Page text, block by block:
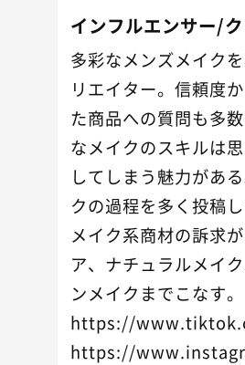
インフルエンサー/
多彩なメンズメイク
リエイター。信頼度
た商品への質問も多
なメイクのスキルは
してしまう魅力があ
クの過程を多く投稿
メイク系商材の訴求
ア、ナチュラルメイ
ンメイクまでこなす。
https://
https://